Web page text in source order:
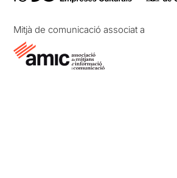
Mitjà de comunicació associat a